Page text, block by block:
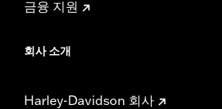
금융 지원
회사 소개
Harley-Davidson 회사